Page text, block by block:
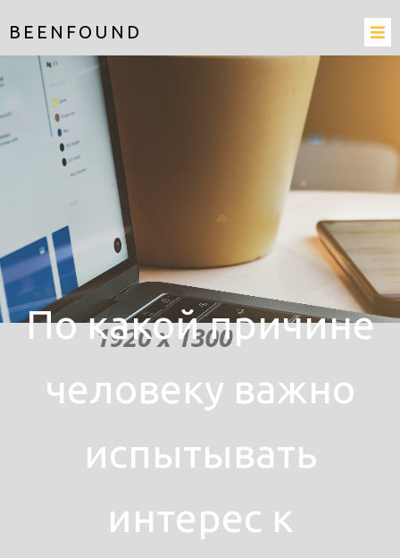
BEENFOUND
По какой причине
человеку важно
испытывать
интерес к